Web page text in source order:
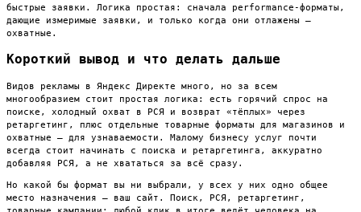
быстрые заявки. Логика простая: сначала performance-форматы,
дающие измеримые заявки, и только когда они отлажены —
охватные.
Короткий вывод и что делать дальше
Видов рекламы в Яндекс Директе много, но за всем
многообразием стоит простая логика: есть горячий спрос на
поиске, холодный охват в РСЯ и возврат «тёплых» через
ретаргетинг, плюс отдельные товарные форматы для магазинов и
охватные — для узнаваемости. Малому бизнесу услуг почти
всегда стоит начинать с поиска и ретаргетинга, аккуратно
добавляя РСЯ, а не хвататься за всё сразу.
Но какой бы формат вы ни выбрали, у всех у них одно общее
место назначения — ваш сайт. Поиск, РСЯ, ретаргетинг,